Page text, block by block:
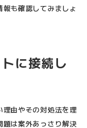
も確認してみましょ
に接続し
由やその対処法を理
は案外あっさり解決